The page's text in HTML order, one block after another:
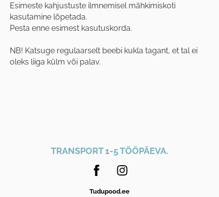
Esimeste kahjustuste ilmnemisel mähkimiskoti
kasutamine lõpetada.
Pesta enne esimest kasutuskorda.
NB! Katsuge regulaarselt beebi kukla tagant, et tal ei
oleks liiga külm või palav.
TRANSPORT 1-5 TÖÖPÄEVA.
Tudupood.ee